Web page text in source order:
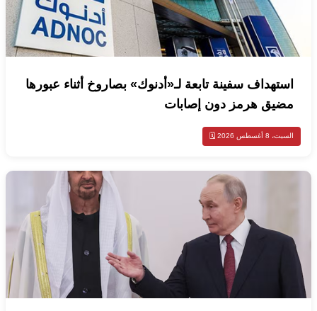
استهداف سفينة تابعة لـ«أدنوك» بصاروخ أثناء عبورها
مضيق هرمز دون إصابات
السبت، 8 أغسطس 2026 🗓️